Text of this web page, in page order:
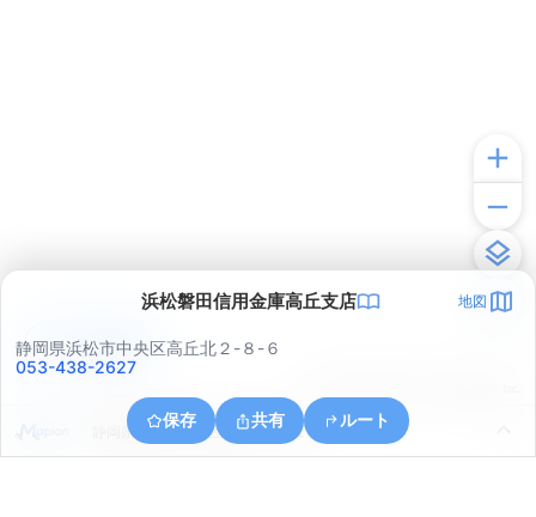
浜松磐田信用金庫高丘支店 地図
静岡県浜松市中央区高丘北２-８-６
053-438-2627
保存 共有 ルート
静岡県浜松市中央区上島６丁目１５
アプリで見る